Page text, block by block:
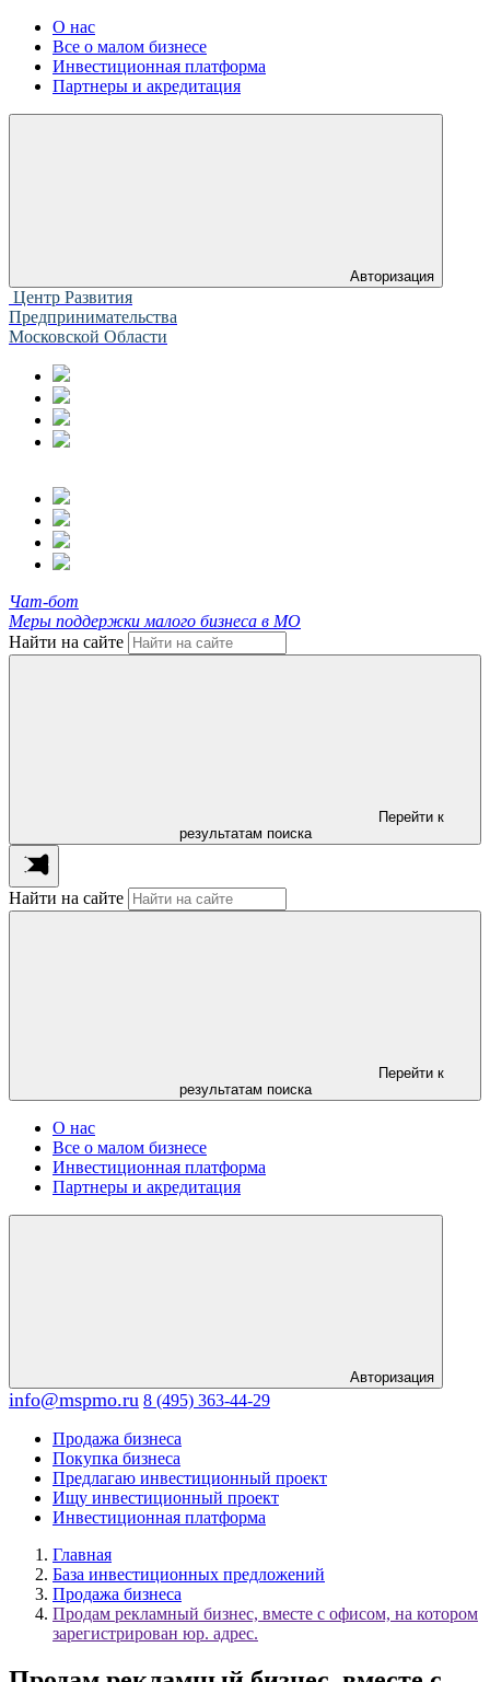
О нас
Все о малом бизнесе
Инвестиционная платформа
Партнеры и акредитация
Авторизация
Центр Развития
Предпринимательства
Московской Области
Чат-бот
Меры поддержки малого бизнеса в МО
Найти на сайте
Перейти к
результатам поиска
Найти на сайте
Перейти к
результатам поиска
О нас
Все о малом бизнесе
Инвестиционная платформа
Партнеры и акредитация
Авторизация
info@mspmo.ru 8 (495) 363-44-29
Продажа бизнеса
Покупка бизнеса
Предлагаю инвестиционный проект
Ищу инвестиционный проект
Инвестиционная платформа
Главная
База инвестиционных предложений
Продажа бизнеса
Продам рекламный бизнес, вместе с офисом, на котором
зарегистрирован юр. адрес.